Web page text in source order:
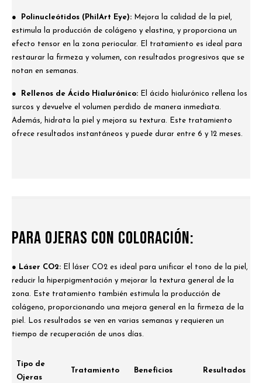
● Polinucleótidos (PhilArt Eye): Mejora la calidad de la piel,
estimula la producción de colágeno y elastina, y proporciona un
efecto tensor en la zona periocular. El tratamiento es ideal para
restaurar la firmeza y volumen, con resultados progresivos que se
notan en semanas.
● Rellenos de Ácido Hialurónico: El ácido hialurónico rellena los
surcos y devuelve el volumen perdido de manera inmediata.
Además, hidrata la piel y mejora su textura. Este tratamiento
ofrece resultados instantáneos y puede durar entre 6 y 12 meses.
Para Ojeras con Coloración:
● Láser CO2: El láser CO2 es ideal para unificar el tono de la piel,
reducir la hiperpigmentación y mejorar la textura general de la
zona. Este tratamiento también estimula la producción de
colágeno, proporcionando una mejora general en la firmeza de la
piel. Los resultados se ven en varias semanas y requieren un
tiempo de recuperación de unos días.
Tipo de
Ojeras
Tratamiento Beneficios Resultados